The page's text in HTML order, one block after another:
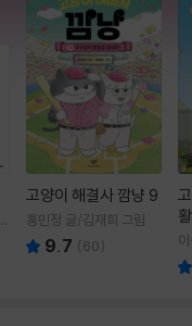
고양이 해결사 깜냥 9
홍민정 글/김재희 그림
9.7 (60)